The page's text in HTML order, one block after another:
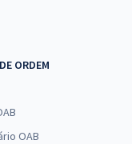
ORDEM
OAB